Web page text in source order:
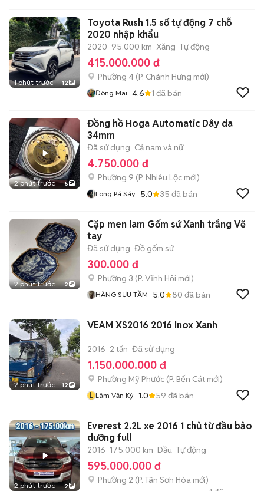
1 phút trước 12
Toyota Rush 1.5 số tự động 7 chỗ
2020 nhập khẩu
2020 95.000 km Xăng Tự động
415.000.000 đ
Phường 4 (P. Chánh Hưng mới)
Đông Mai 4.6 1 đã bán
2 phút trước 5
Đồng hồ Hoga Automatic Dây da
34mm
Đã sử dụng Cả nam và nữ
4.750.000 đ
Phường 9 (P. Nhiêu Lộc mới)
Long Pá Sáy 5.0 35 đã bán
2 phút trước 2
Cặp men lam Gốm sứ Xanh trắng Vẽ
tay
Đã sử dụng Đồ gốm sứ
300.000 đ
Phường 3 (P. Vĩnh Hội mới)
HÀNG SƯU TẦM 5.0 80 đã bán
2 phút trước 12
VEAM XS2016 2016 Inox Xanh
2016 2 tấn Đã sử dụng
1.150.000.000 đ
Phường Mỹ Phước (P. Bến Cát mới)
L Lâm Văn Kỳ 1.0 59 đã bán
2 phút trước 9
Everest 2.2L xe 2016 1 chủ từ đầu bảo
dưỡng full
2016 175.000 km Dầu Tự động
595.000.000 đ
Phường 2 (P. Tân Sơn Hòa mới)